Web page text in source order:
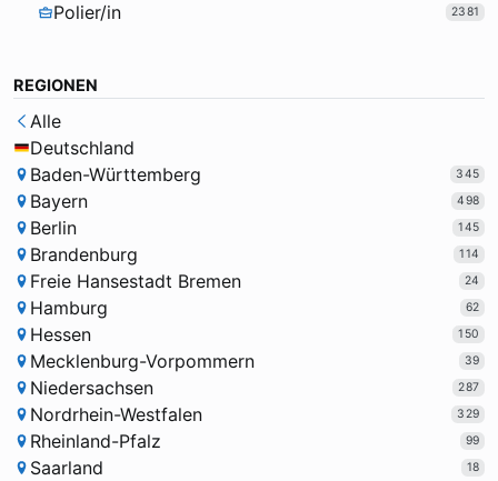
Polier/in 2381
REGIONEN
Alle
Deutschland
Baden-Württemberg
345
Bayern 498
Berlin 145
Brandenburg 114
Freie Hansestadt Bremen 24
Hamburg 62
Hessen 150
Mecklenburg-Vorpommern 39
Niedersachsen 287
Nordrhein-Westfalen 329
Rheinland-Pfalz 99
Saarland 18